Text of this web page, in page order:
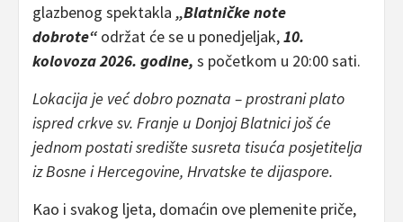
glazbenog spektakla „Blatničke note
dobrote“ održat će se u ponedjeljak,10.
kolovoza 2026. godine, s početkom u 20:00 sati.
Lokacija je već dobro poznata – prostrani plato
ispred crkve sv. Franje u Donjoj Blatnici još će
jednom postati središte susreta tisuća posjetitelja
iz Bosne i Hercegovine, Hrvatske te dijaspore.
Kao i svakog ljeta, domaćin ove plemenite priče,